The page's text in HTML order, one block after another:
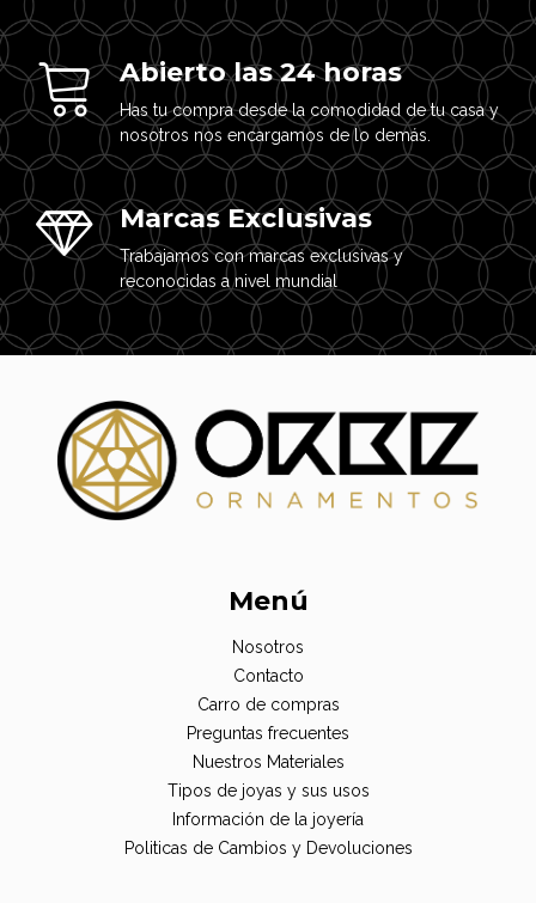
Abierto las 24 horas
Has tu compra desde la comodidad de tu casa y
nosotros nos encargamos de lo demás.
Marcas Exclusivas
Trabajamos con marcas exclusivas y
reconocidas a nivel mundial
Menú
Nosotros
Contacto
Carro de compras
Preguntas frecuentes
Nuestros Materiales
Tipos de joyas y sus usos
Información de la joyería
Politicas de Cambios y Devoluciones